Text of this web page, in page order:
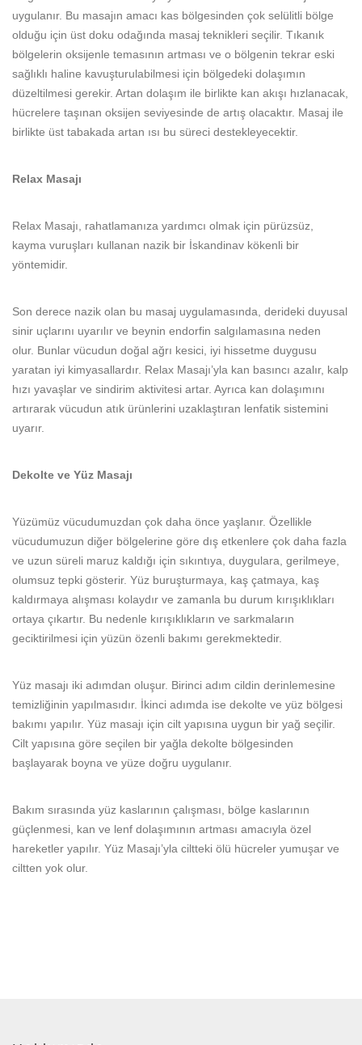
uygulanır. Bu masajın amacı kas bölgesinden çok selülitli bölge
olduğu için üst doku odağında masaj teknikleri seçilir. Tıkanık
bölgelerin oksijenle temasının artması ve o bölgenin tekrar eski
sağlıklı haline kavuşturulabilmesi için bölgedeki dolaşımın
düzeltilmesi gerekir. Artan dolaşım ile birlikte kan akışı hızlanacak,
hücrelere taşınan oksijen seviyesinde de artış olacaktır. Masaj ile
birlikte üst tabakada artan ısı bu süreci destekleyecektir.
Relax Masajı
Relax Masajı, rahatlamanıza yardımcı olmak için pürüzsüz,
kayma vuruşları kullanan nazik bir İskandinav kökenli bir
yöntemidir.
Son derece nazik olan bu masaj uygulamasında, derideki duyusal
sinir uçlarını uyarılır ve beynin endorfin salgılamasına neden
olur. Bunlar vücudun doğal ağrı kesici, iyi hissetme duygusu
yaratan iyi kimyasallardır. Relax Masajı’yla kan basıncı azalır, kalp
hızı yavaşlar ve sindirim aktivitesi artar. Ayrıca kan dolaşımını
artırarak vücudun atık ürünlerini uzaklaştıran lenfatik sistemini
uyarır.
Dekolte ve Yüz Masajı
Yüzümüz vücudumuzdan çok daha önce yaşlanır. Özellikle
vücudumuzun diğer bölgelerine göre dış etkenlere çok daha fazla
ve uzun süreli maruz kaldığı için sıkıntıya, duygulara, gerilmeye,
olumsuz tepki gösterir. Yüz buruşturmaya, kaş çatmaya, kaş
kaldırmaya alışması kolaydır ve zamanla bu durum kırışıklıkları
ortaya çıkartır. Bu nedenle kırışıklıkların ve sarkmaların
geciktirilmesi için yüzün özenli bakımı gerekmektedir.
Yüz masajı iki adımdan oluşur. Birinci adım cildin derinlemesine
temizliğinin yapılmasıdır. İkinci adımda ise dekolte ve yüz bölgesi
bakımı yapılır. Yüz masajı için cilt yapısına uygun bir yağ seçilir.
Cilt yapısına göre seçilen bir yağla dekolte bölgesinden
başlayarak boyna ve yüze doğru uygulanır.
Bakım sırasında yüz kaslarının çalışması, bölge kaslarının
güçlenmesi, kan ve lenf dolaşımının artması amacıyla özel
hareketler yapılır. Yüz Masajı’yla ciltteki ölü hücreler yumuşar ve
ciltten yok olur.